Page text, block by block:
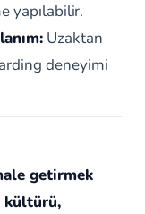
yapılabilir.
Uzaktan
deneyimi
getirmek
kültürü,